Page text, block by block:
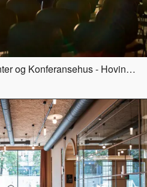
INC. Økern Portal Møtesenter og Konferansehus - Hovinbyen